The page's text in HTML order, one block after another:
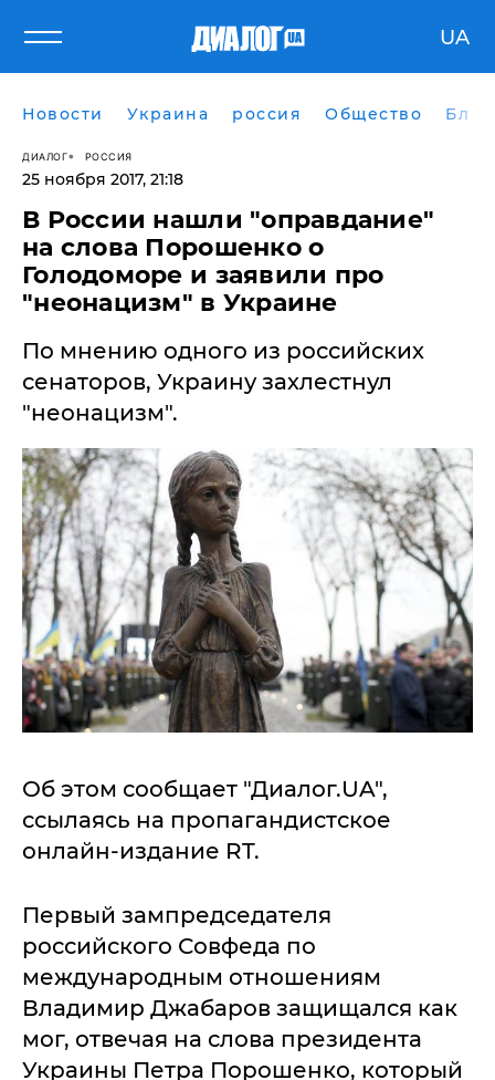
UA
Новости Украина россия Общество
ДИАЛОГ РОССИЯ
25 ноября 2017, 21:18
В России нашли "оправдание"
на слова Порошенко о
Голодоморе и заявили про
"неонацизм" в Украине
По мнению одного из российских
сенаторов, Украину захлестнул
"неонацизм".
Об этом сообщает "Диалог.UA",
ссылаясь на пропагандистское
онлайн-издание RT.
Первый зампредседателя
российского Совфеда по
международным отношениям
Владимир Джабаров защищался как
мог, отвечая на слова президента
Украины Петра Порошенко, который